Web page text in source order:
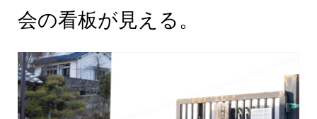
会の看板が見える。